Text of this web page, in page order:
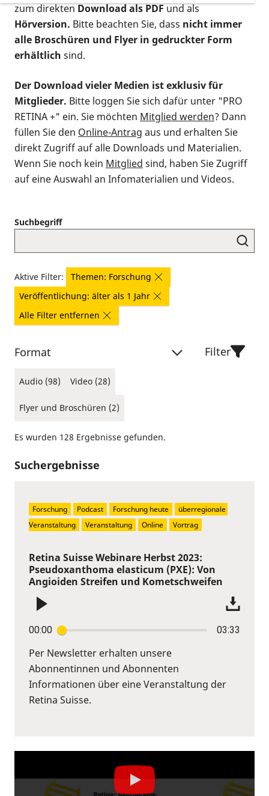
zum direktenDownload als PDFund als
Hörversion. Bitte beachten Sie, dass nicht immer
alle Broschüren und Flyer in gedruckter Form
erhältlich sind.
Der Download vieler Medien ist exklusiv für
Mitglieder. Bitte loggen Sie sich dafür unter "PRO
RETINA +" ein. Sie möchten Mitglied werden? Dann
füllen Sie den Online-Antrag aus und erhalten Sie
direkt Zugriff auf alle Downloads und Materialien.
Wenn Sie noch kein Mitglied sind, haben Sie Zugriff
auf eine Auswahl an Infomaterialien und Videos.
Suchbegriff
Aktive Filter:
Themen: Forschung
Veröffentlichung: älter als 1 Jahr
Alle Filter entfernen
Format
Audio (98) Video (28)
Flyer und Broschüren (2)
Filter
Es wurden 128 Ergebnisse gefunden.
Suchergebnisse
Retina Suisse Webinare Herbst 2023:
Pseudoxanthoma elasticum (PXE): Von
Angioiden Streifen und Kometschweifen
00:00 03:33
Per Newsletter erhalten unsere
Abonnentinnen und Abonnenten
Informationen über eine Veranstaltung der
Retina Suisse.
Forschung Podcast Forschung heute
überregionale
Veranstaltung
Veranstaltung Online Vortrag